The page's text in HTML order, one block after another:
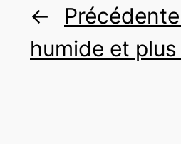
←
humide et